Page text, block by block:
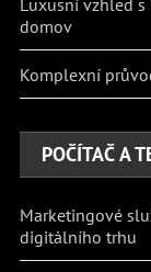
domov
Komplexní
POČÍTAČ A
Marketingové
digitálního trhu